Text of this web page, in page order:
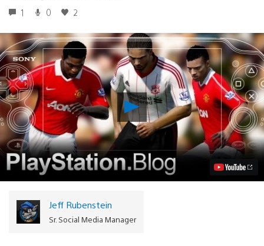
1 0 2
Reproducir
Aprende
más
sobre
controles
de
FIFA
Jeff Rubenstein
Sr. Social Media Manager